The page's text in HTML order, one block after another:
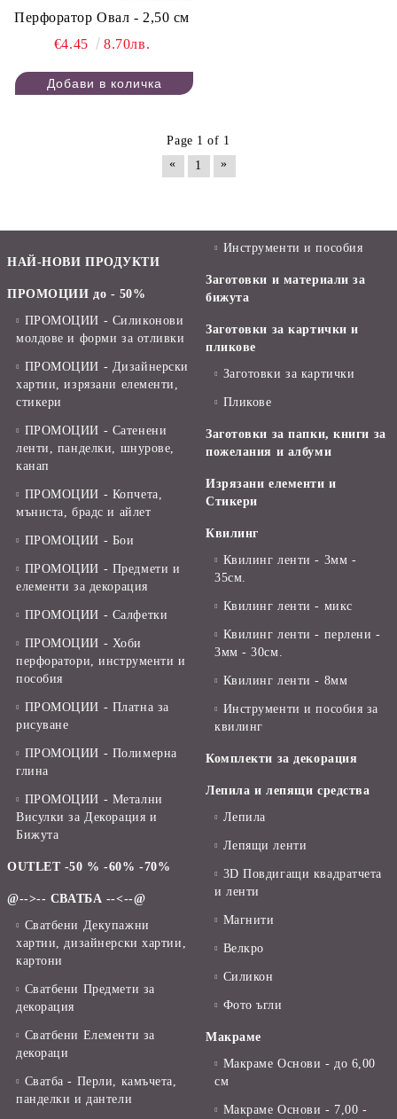
Перфоратор Овал - 2,50 см
€4.45
8.70лв.
Page 1 of 1
«
1 »
НАЙ-НОВИ ПРОДУКТИ
ПРОМОЦИИ до - 50%
ПРОМОЦИИ - Силиконови
молдове и форми за отливки
ПРОМОЦИИ - Дизайнерски
хартии, изрязани елементи,
стикери
ПРОМОЦИИ - Сатенени
ленти, панделки, шнурове,
канап
ПРОМОЦИИ - Копчета,
мъниста, брадс и айлет
ПРОМОЦИИ - Бои
ПРОМОЦИИ - Предмети и
елементи за декорация
ПРОМОЦИИ - Салфетки
ПРОМОЦИИ - Хоби
перфоратори, инструменти и
пособия
ПРОМОЦИИ - Платна за
рисуване
ПРОМОЦИИ - Полимерна
глина
ПРОМОЦИИ - Метални
Висулки за Декорация и
Бижута
OUTLET -50 % -60% -70%
@-->-- СВАТБА --<--@
Сватбени Декупажни
хартии, дизайнерски хартии,
картони
Сватбени Предмети за
декорация
Сватбени Елементи за
декораци
Сватба - Перли, камъчета,
панделки и дантели
Инструменти и пособия
Заготовки и материали за
бижута
Заготовки за картички и
пликове
Заготовки за картички
Пликове
Заготовки за папки, книги за
пожелания и албуми
Изрязани елементи и
Стикери
Квилинг
Квилинг ленти - 3мм -
35см.
Квилинг ленти - микс
Квилинг ленти - перлени -
3мм - 30см.
Квилинг ленти - 8мм
Инструменти и пособия за
квилинг
Комплекти за декорация
Лепила и лепящи средства
Лепила
Лепящи ленти
3D Повдигащи квадратчета
и ленти
Магнити
Велкро
Силикон
Фото ъгли
Макраме
Макраме Основи - до 6,00
см
Макраме Основи - 7,00 -